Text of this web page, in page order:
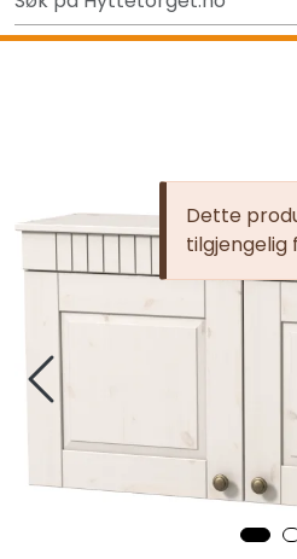
Skip to main content
Ut på tur i
Dette
tilgjengelig